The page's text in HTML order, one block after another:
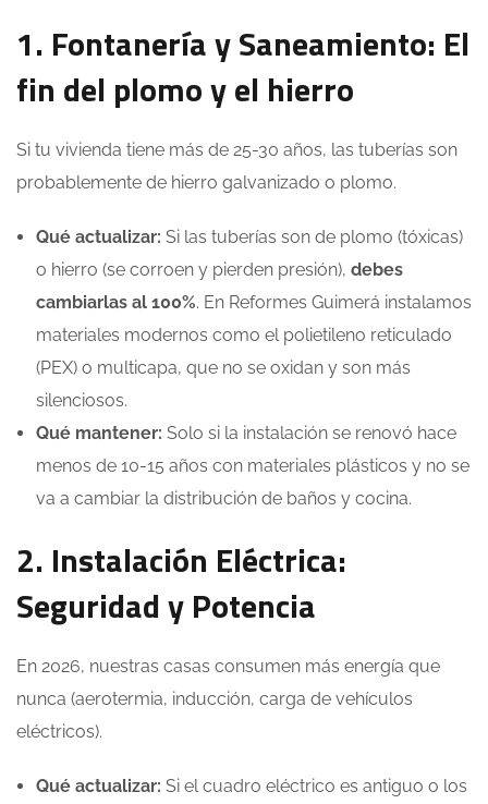
1. Fontanería y Saneamiento: El
fin del plomo y el hierro
Si tu vivienda tiene más de 25-30 años, las tuberías son
probablemente de hierro galvanizado o plomo.
Qué actualizar: Si las tuberías son de plomo (tóxicas)
o hierro (se corroen y pierden presión), debes
cambiarlas al 100%. En Reformes Guimerá instalamos
materiales modernos como el polietileno reticulado
(PEX) o multicapa, que no se oxidan y son más
silenciosos.
Qué mantener: Solo si la instalación se renovó hace
menos de 10-15 años con materiales plásticos y no se
va a cambiar la distribución de baños y cocina.
2. Instalación Eléctrica:
Seguridad y Potencia
En 2026, nuestras casas consumen más energía que
nunca (aerotermia, inducción, carga de vehículos
eléctricos).
Qué actualizar: Si el cuadro eléctrico es antiguo o los